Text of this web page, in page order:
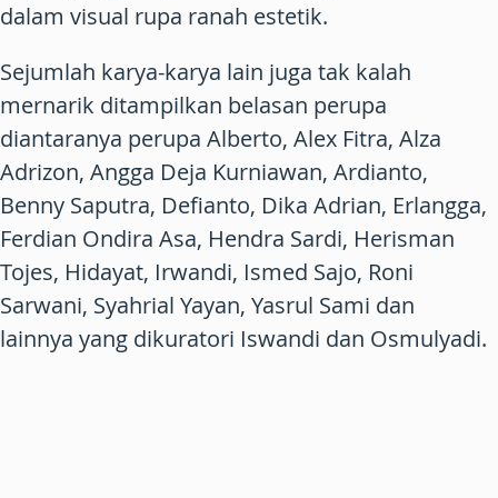
dalam visual rupa ranah estetik.
Sejumlah karya-karya lain juga tak kalah
mernarik ditampilkan belasan perupa
diantaranya perupa Alberto, Alex Fitra, Alza
Adrizon, Angga Deja Kurniawan, Ardianto,
Benny Saputra, Defianto, Dika Adrian, Erlangga,
Ferdian Ondira Asa, Hendra Sardi, Herisman
Tojes, Hidayat, Irwandi, Ismed Sajo, Roni
Sarwani, Syahrial Yayan, Yasrul Sami dan
lainnya yang dikuratori Iswandi dan Osmulyadi.